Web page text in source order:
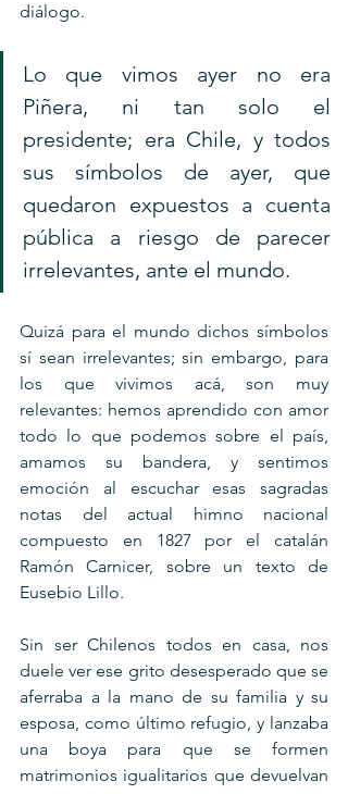
diálogo.
Lo que vimos ayer no era
Piñera, ni tan solo el
presidente; era Chile, y todos
sus símbolos de ayer, que
quedaron expuestos a cuenta
pública a riesgo de parecer
irrelevantes, ante el mundo.
Quizá para el mundo dichos símbolos
sí sean irrelevantes; sin embargo, para
los que vivimos acá, son muy
relevantes: hemos aprendido con amor
todo lo que podemos sobre el país,
amamos su bandera, y sentimos
emoción al escuchar esas sagradas
notas del actual himno nacional
compuesto en 1827 por el catalán
Ramón Carnicer, sobre un texto de
Eusebio Lillo.
Sin ser Chilenos todos en casa, nos
duele ver ese grito desesperado que se
aferraba a la mano de su familia y su
esposa, como último refugio, y lanzaba
una boya para que se formen
matrimonios igualitarios que devuelvan